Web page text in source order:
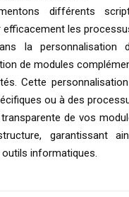
différents
les
la personnalisation
de modules
Cette
ou à des
de vos
garantissant
informatiques.